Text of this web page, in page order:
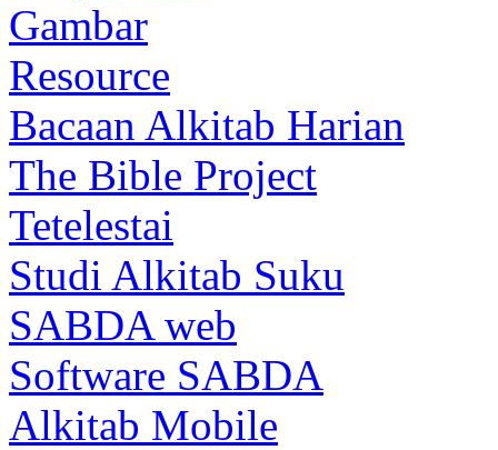
Gambar
Resource
Bacaan Alkitab Harian
The Bible Project
Tetelestai
Studi Alkitab Suku
SABDA web
Software SABDA
Alkitab Mobile